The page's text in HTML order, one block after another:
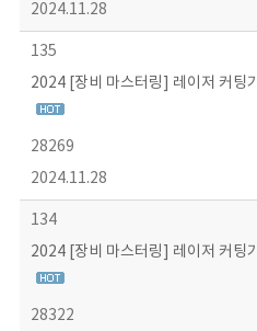
2024.11.28
135
2024 [장비 마스터링] 레이저 커팅
28269
2024.11.28
134
2024 [장비 마스터링] 레이저 커팅
28322